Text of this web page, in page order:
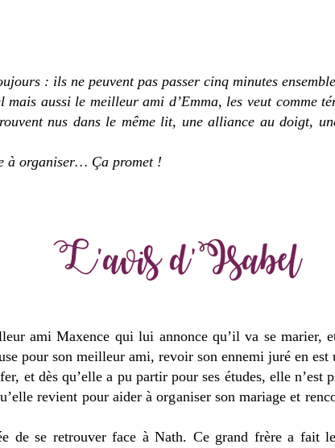
: ils ne peuvent pas passer cinq minutes
aussi le meilleur ami d’Emma, les veut comme
nus dans le même lit, une alliance au doigt,
à organiser… Ça promet !
ami Maxence qui lui annonce qu’il va se marier,
pour son meilleur ami, revoir son ennemi juré en est
et dès qu’elle a pu partir pour ses études, elle n’est
revient pour aider à organiser son mariage et
de se retrouver face à Nath. Ce grand frère a fait